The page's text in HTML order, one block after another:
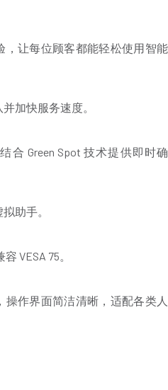
，让每位顾客都能轻松使用智能
加快服务速度。
合 Green Spot 技术提供即时确
助手。
VESA 75。
作界面简洁清晰，适配各类人